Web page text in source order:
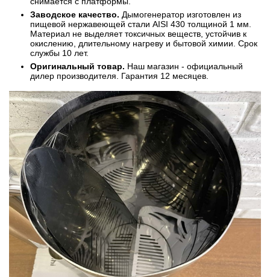
Заводское качество. Дымогенератор изготовлен из
пищевой нержавеющей стали AISI 430 толщиной 1 мм.
Материал не выделяет токсичных веществ, устойчив к
окислению, длительному нагреву и бытовой химии. Срок
службы 10 лет.
Оригинальный товар. Наш магазин - официальный
дилер производителя. Гарантия 12 месяцев.